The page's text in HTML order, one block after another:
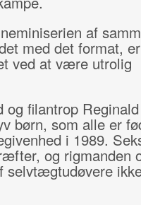
af
med det format, er
ved at være utrolig
og filantrop Reginald
børn, som alle er
i 1989.
og rigmanden
selvtægtudøvere